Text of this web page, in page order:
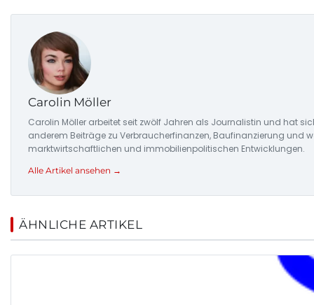
Carolin Möller
Carolin Möller arbeitet seit zwölf Jahren als Journalistin und hat
anderem Beiträge zu Verbraucherfinanzen, Baufinanzierung und
marktwirtschaftlichen und immobilienpolitischen Entwicklungen.
Alle Artikel ansehen →
ÄHNLICHE ARTIKEL